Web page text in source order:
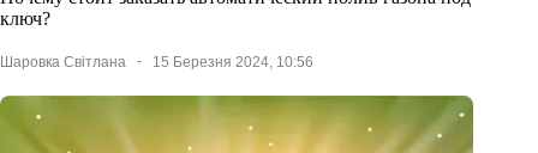
ключ?
Шаровка Світлана 15 Березня 2024, 10:56